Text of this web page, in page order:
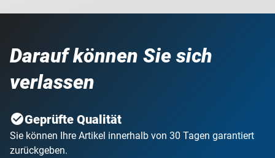
Darauf können Sie sich
verlassen
Geprüfte Qualität
Sie können Ihre Artikel innerhalb von 30 Tagen garantiert
zurückgeben.